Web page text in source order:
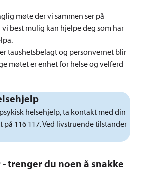
møte der vi sammen ser på
best mulig kan hjelpe deg som har
taushetsbelagt og personvernet blir
møtet er enhet for helse og velferd
helsehjelp, ta kontakt med din
på 116 117. Ved livstruende tilstander
trenger du noen å snakke